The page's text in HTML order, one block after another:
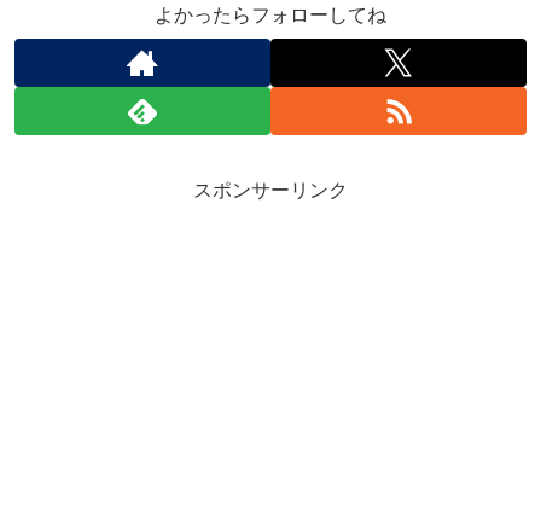
よかったらフォローしてね
スポンサーリンク